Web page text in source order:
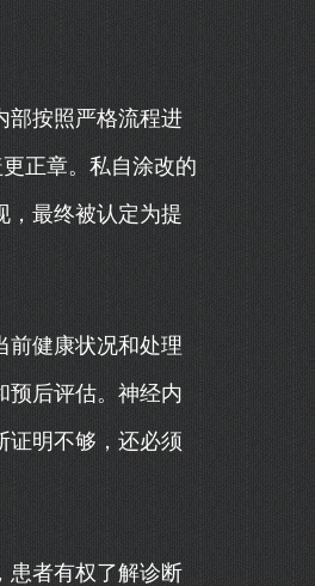
部按照严格流程进
正章。私自涂改的
，最终被认定为提
前健康状况和处理
预后评估。神经内
证明不够，还必须
患者有权了解诊断